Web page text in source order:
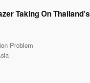
Taking On Thailand’s
Problem